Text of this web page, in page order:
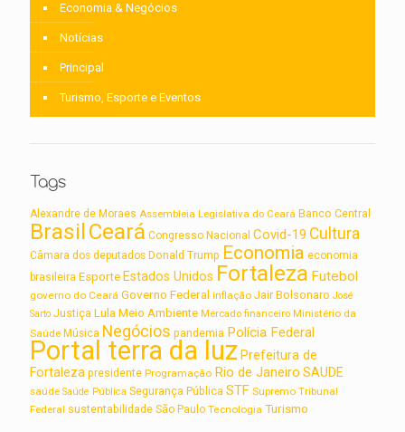
Economia & Negócios
Notícias
Principal
Turismo, Esporte e Eventos
Tags
Alexandre de Moraes Assembleia Legislativa do Ceará Banco Central
BrasilCeará Congresso Nacional Covid-19 Cultura
Câmara dos deputados Donald Trump Economia economia
brasileira Esporte Estados Unidos Fortaleza Futebol
governo do Ceará Governo Federal inflação Jair Bolsonaro José
Sarto Justiça Lula Meio Ambiente Mercado financeiro Ministério da
Saúde Música Negócios pandemia Polícia Federal
Portal terra da luz Prefeitura de
Fortaleza presidente Programação Rio de Janeiro SAUDE
saúde Saúde Pública Segurança Pública STF Supremo Tribunal
Federal sustentabilidade São Paulo Tecnologia Turismo